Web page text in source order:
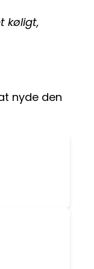
køligt,
nyde den